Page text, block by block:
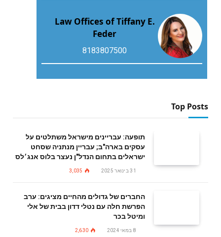
Law Offices of Tiffany E.
Feder
8183807500
Top Posts
תופעה: עבריינים מישראל משתלטים על
עסקים בארה"ב; עבריין מנתניה שסחט
ישראלים בתחום הנדל"ן נעצר בלוס אנג׳לס
31 בינואר 2025 3,035
החברים של גדולים מהחיים מציגים: ערב
הפרשת חלה עם נטלי דדון בבית של אלי
ומיטל בכר
8 במאי 2024 2,630